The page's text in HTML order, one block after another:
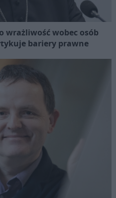
wrażliwość wobec osób
bariery prawne